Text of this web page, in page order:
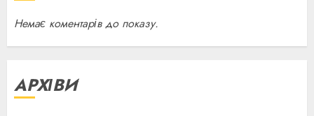
Немає коментарів до показу.
АРХІВИ